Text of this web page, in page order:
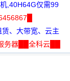
,40H64G仅需99
赁、大带宽、云主
务器██全科云██